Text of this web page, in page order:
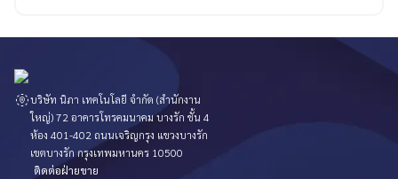
บริษัท นิภา เทคโนโลยี จำกัด (สำนักงาน
ใหญ่) 72 อาคารโทรคมนาคม บางรัก ชั้น 4
ห้อง 401-402 ถนนเจริญกรุง แขวงบางรัก
เขตบางรัก กรุงเทพมหานคร 10500
ติดต่อฝ่ายขาย